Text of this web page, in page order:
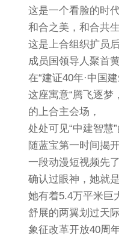
这是一个看脸的时代
和合之美，和合共生
这是上合组织扩员后
成员国领导人聚首黄
在“建证40年·中国建
这座寓意“腾飞逐梦
的上合主会场，
处处可见“中建智慧”
随蓝宝第一时间揭开
一段动漫短视频先
确认过眼神，她就是
她有着5.4万平米巨
舒展的两翼划过天际
象征改革开放40周年